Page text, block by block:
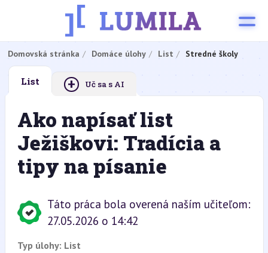
Domovská stránka Domáce úlohy List Stredné školy
List + Uč sa s AI
Ako napísať list
Ježiškovi: Tradícia a
tipy na písanie
Táto práca bola overená naším učiteľom:
27.05.2026 o 14:42
Typ úlohy: List